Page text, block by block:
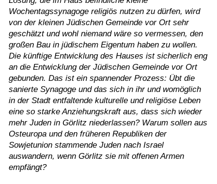
Wochentagssynagoge religiös nutzen zu dürfen, wird
von der kleinen Jüdischen Gemeinde vor Ort sehr
geschätzt und wohl niemand wäre so vermessen, den
großen Bau in jüdischem Eigentum haben zu wollen.
Die künftige Entwicklung des Hauses ist sicherlich eng
an die Entwicklung der Jüdischen Gemeinde vor Ort
gebunden. Das ist ein spannender Prozess: Übt die
sanierte Synagoge und das sich in ihr und womöglich
in der Stadt entfaltende kulturelle und religiöse Leben
eine so starke Anziehungskraft aus, dass sich wieder
mehr Juden in Görlitz niederlassen? Warum sollen aus
Osteuropa und den früheren Republiken der
Sowjetunion stammende Juden nach Israel
auswandern, wenn Görlitz sie mit offenen Armen
empfängt?